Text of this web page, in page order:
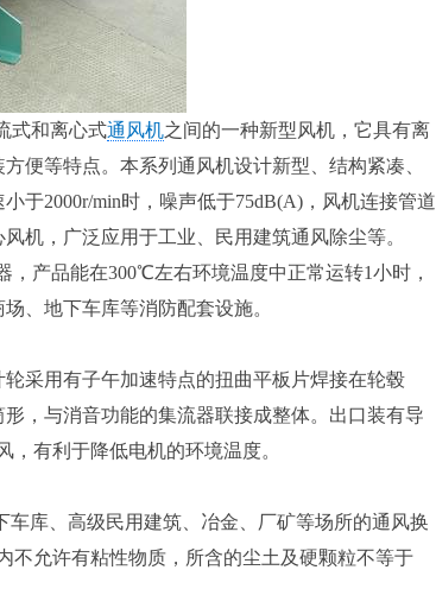
式和离心式通风机之间的一种新型风机，它具有离
便等特点。本系列通风机设计新型、结构紧凑、
于2000r/min时，噪声低于75dB(A)，风机连接管道
机，广泛应用于工业、民用建筑通风除尘等。
产品能在300℃左右环境温度中正常运转1小时，
、地下车库等消防配套设施。
采用有子午加速特点的扭曲平板片焊接在轮毂
，与消音功能的集流器联接成整体。出口装有导
有利于降低电机的环境温度。
库、高级民用建筑、冶金、厂矿等场所的通风换
允许有粘性物质，所含的尘土及硬颗粒不等于